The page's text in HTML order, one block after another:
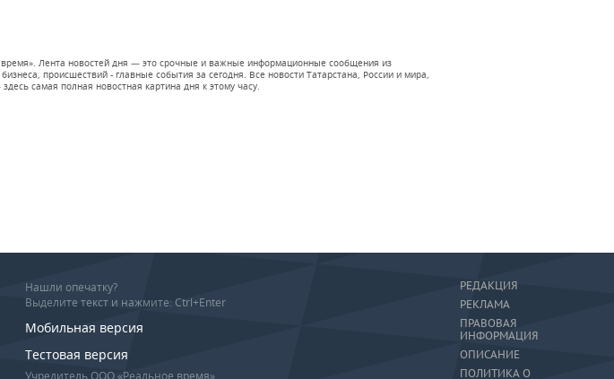
время». Лента новостей дня — это срочные и важные информационные сообщения из
происшествий - главные события за сегодня. Все новости Татарстана, России и мира,
самая полная новостная картина дня к этому часу.
Нашли опечатку?
Выделите текст и нажмите: Ctrl+Enter
Мобильная версия
Тестовая версия
Учредитель ООО «Реальное время»
РЕДАКЦИЯ
РЕКЛАМА
ПРАВОВАЯ
ИНФОРМАЦИЯ
ОПИСАНИЕ
ПОЛИТИКА О